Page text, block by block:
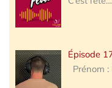
Épisode
Prénom :